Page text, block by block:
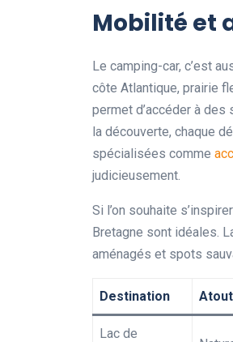
Mobilité et
Le camping-car, c’est
côte Atlantique, prairie
permet d’accéder à
la découverte, chaque
spécialisées comme
judicieusement.
Si l’on souhaite
Bretagne sont idéales.
aménagés et spots
Destination
Lac de